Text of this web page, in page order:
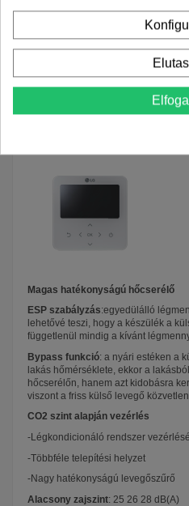
LG LZ-H050GBA5 hővisszanyerős
Magas hatékonyságú hőcserélő
ESP szabályzás:egyedülálló
lehetővé teszi, hogy a készülék a
függetlenül mindig a kívánt
Bypass funkció: a nyári estéken a
lakás hőmérséklete, ekkor a
hőcserélőn, hanem azt kidobásra
viszont a friss külső levegő
CO2 szint alapján vezérlés
-Légkondicionáló rendszer
-Többféle telepítési helyzet
-Nagy hatékonyságú levegőszűrő
Alacsony zajszint: 25 26 28 dB(A)